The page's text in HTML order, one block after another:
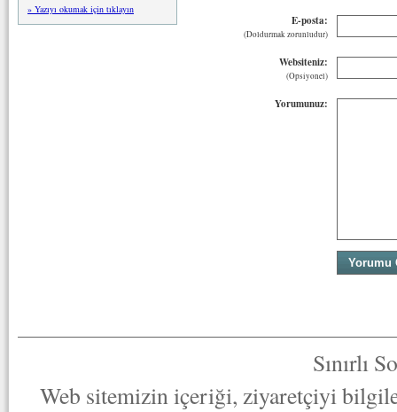
» Yazıyı okumak için tıklayın
E-posta:
(Doldurmak zorunludur)
Websiteniz:
(Opsiyonel)
Yorumunuz:
Sınırlı
Web sitemizin içeriği, ziyaretçiyi